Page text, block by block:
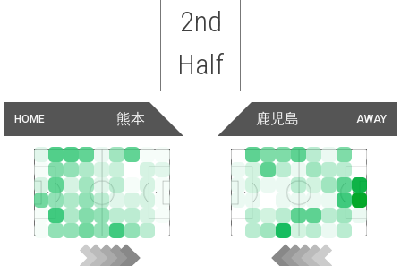
2nd
Half
HOME 熊本 AWAY
鹿児島